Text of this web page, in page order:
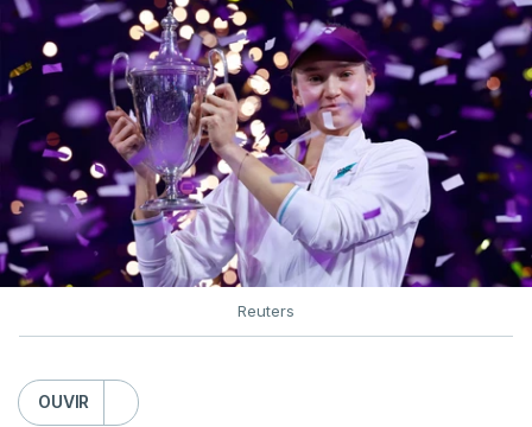
Reuters
OUVIR